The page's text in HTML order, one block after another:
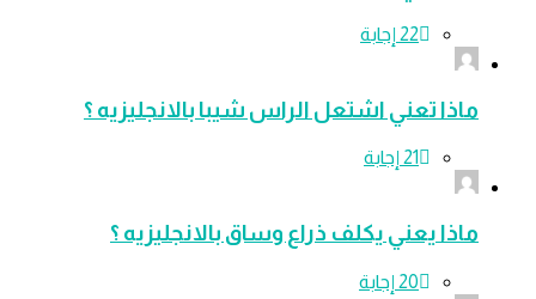
ماذا تعني اشتعل الراس شيبا بالانجليزيه ؟
ماذا يعني يكلف ذراع وساق بالانجليزيه ؟